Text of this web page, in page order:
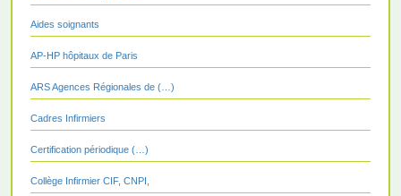
Aides soignants
AP-HP hôpitaux de Paris
ARS Agences Régionales de (…)
Cadres Infirmiers
Certification périodique (…)
Collège Infirmier CIF, CNPI,